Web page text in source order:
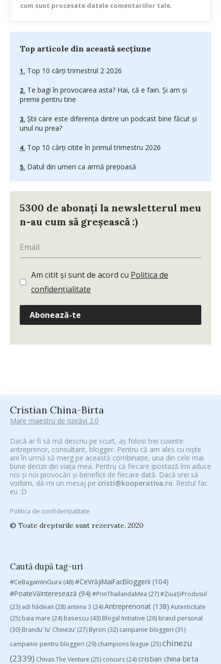
cum sunt procesate datele comentariilor tale.
Top articole din această secțiune
Top 10 cărți trimestrul 2 2026
Te bagi în provocarea asta? Hai, că e fain. Și am și
premii pentru tine
Știi care este diferența dintre un podcast bine făcut și
unul nu prea?
Top 10 cărți citite în primul trimestru 2026
Datul din umeri ca armă prețioasă
5300 de abonați la newsletterul meu
n-au cum să greșească :)
Am citit și sunt de acord cu Politica de
confidențialitate
Abonează-te
Cristian China-Birta
Mare maestru de isprăvi 2.0
Dacă ar fi să mă descriu pe scurt, aș folosi trei cuvinte:
antreprenor, consultant, blogger. Pentru că am ales cu niște
ani în urmă să merg pe această combinație, una din cele mai
bune decizii din viața mea. Pentru că fiecare ipostază îmi aduce
noi și noi provocări și beneficii de fiecare dată. Dacă vrei să
vorbim, dă-mi un mesaj pe cristi@kooperativa.ro. Restul fac
eu :D
Politica de confidențialitate
© Toate drepturile sunt rezervate. 2020
Caută după tag-uri
#CeBagamInGura (48)#CeVrăjiMaiFacBloggerii (104)
#PoateVăInteresează (94) #PrinThailandaMea (27)#ZiuaȘiProdusul
(23) adi hădean (28) antena 3 (24)Antreprenoriat (138) Autenticitate
(25) baia mare (24) basescu (43) Blogal Initiative (26) brand personal
(30) Brandu’ lu’ Chinezu’ (27) Byron (32) campanie bloggeri (31)
campanie pentru bloggeri (29) champions league (25)chinezu
(2339) Chivas The Venture (25) concurs (24)cristian china birta